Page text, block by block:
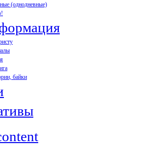
(однодневные)
байки